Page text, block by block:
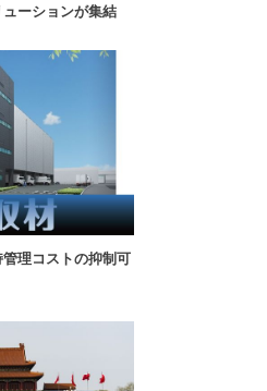
ーションが集結
管理コストの抑制可